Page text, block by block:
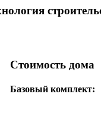
Стоимость дома
Базовый комплект: